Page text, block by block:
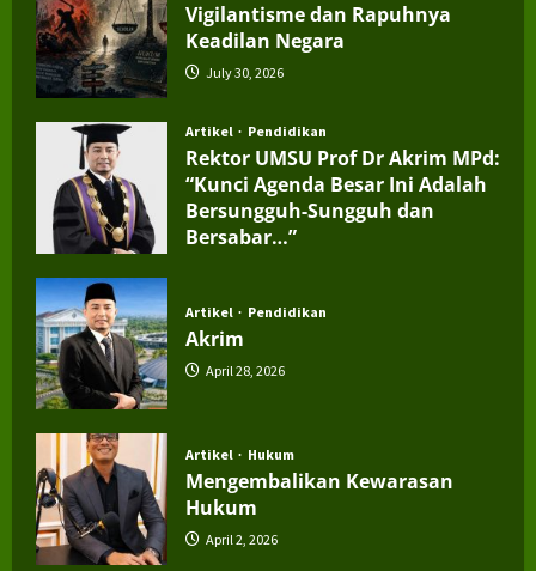
Vigilantisme dan Rapuhnya
Keadilan Negara
July 30, 2026
Artikel Pendidikan
Rektor UMSU Prof Dr Akrim MPd:
“Kunci Agenda Besar Ini Adalah
Bersungguh-Sungguh dan
Bersabar…”
Artikel Pendidikan
Akrim
April 28, 2026
Artikel Hukum
Mengembalikan Kewarasan
Hukum
April 2, 2026